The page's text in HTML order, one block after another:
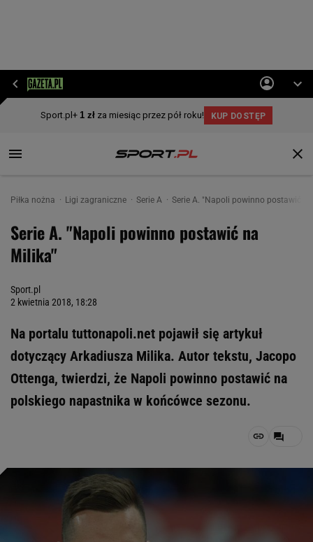
Piłka nożna Ligi zagraniczne Serie A Serie A. "Napoli powinno postawić
Serie A. "Napoli powinno postawić na
Milika"
Sport.pl
2 kwietnia 2018, 18:28
Na portalu tuttonapoli.net pojawił się artykuł
dotyczący Arkadiusza Milika. Autor tekstu, Jacopo
Ottenga, twierdzi, że Napoli powinno postawić na
polskiego napastnika w końcówce sezonu.